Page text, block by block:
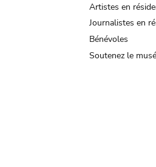
Artistes en
Journalistes en
Bénévoles
Soutenez le